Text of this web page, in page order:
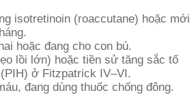
isotretinoin (roaccutane) hoặc mới
hoặc đang cho con bú.
lồi lớn) hoặc tiền sử tăng sắc tố
ở Fitzpatrick IV–VI.
đang dùng thuốc chống đông.